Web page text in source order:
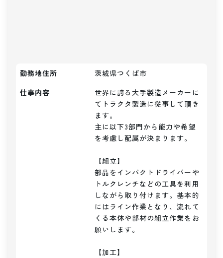
勤務地住所
茨城県つくば市
仕事内容
世界に誇る大手製造メーカーに
てトラクタ製造に従事して頂き
ます。
主に以下3部門から能力や希望
を考慮し配属が決まります。
【組立】
部品をインパクトドライバーや
トルクレンチなどの工具を利用
しながら取り付けます。基本的
にはライン作業となり、流れて
くる本体や部材の組立作業をお
願いします。
【加工】